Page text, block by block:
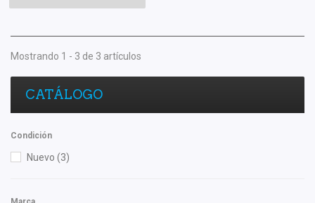
Mostrando 1 - 3 de 3 artículos
CATÁLOGO
Condición
Nuevo (3)